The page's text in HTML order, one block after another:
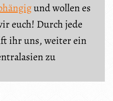
und wollen es
euch! Durch jede
ihr uns, weiter ein
zu